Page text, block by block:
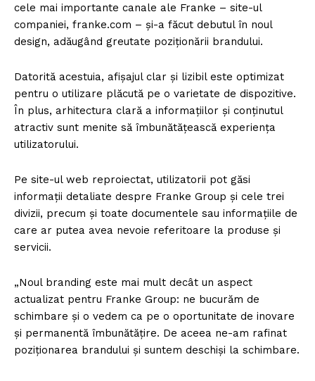
cele mai importante canale ale Franke – site-ul
companiei, franke.com – și-a făcut debutul în noul
design, adăugând greutate poziționării brandului.
Datorită acestuia, afișajul clar și lizibil este optimizat
pentru o utilizare plăcută pe o varietate de dispozitive.
În plus, arhitectura clară a informațiilor și conținutul
atractiv sunt menite să îmbunătățească experiența
utilizatorului.
Pe site-ul web reproiectat, utilizatorii pot găsi
informații detaliate despre Franke Group și cele trei
divizii, precum și toate documentele sau informațiile de
care ar putea avea nevoie referitoare la produse și
servicii.
„Noul branding este mai mult decât un aspect
actualizat pentru Franke Group: ne bucurăm de
schimbare și o vedem ca pe o oportunitate de inovare
și permanentă îmbunătățire. De aceea ne-am rafinat
poziționarea brandului și suntem deschiși la schimbare.